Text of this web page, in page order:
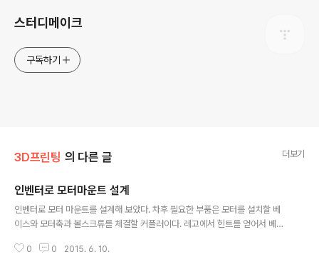
스터디메이크
구독하기
3D프린팅 의 다른 글 더보기
인벤터로 모터마운트 설계
인벤터로 모터 마운트를 설계해 보았다. 차후 필요한 부품은 모터를 설치할 베
이스와 모터축과 볼스크류를 체결할 커플러이다. 레고에서 힌트를 얻어서 베이
판이 너무 좁아서 지지력이 약하고 모터를 고정하는 부분이 너무 약해서 아래와
0 0 2015. 6. 10.